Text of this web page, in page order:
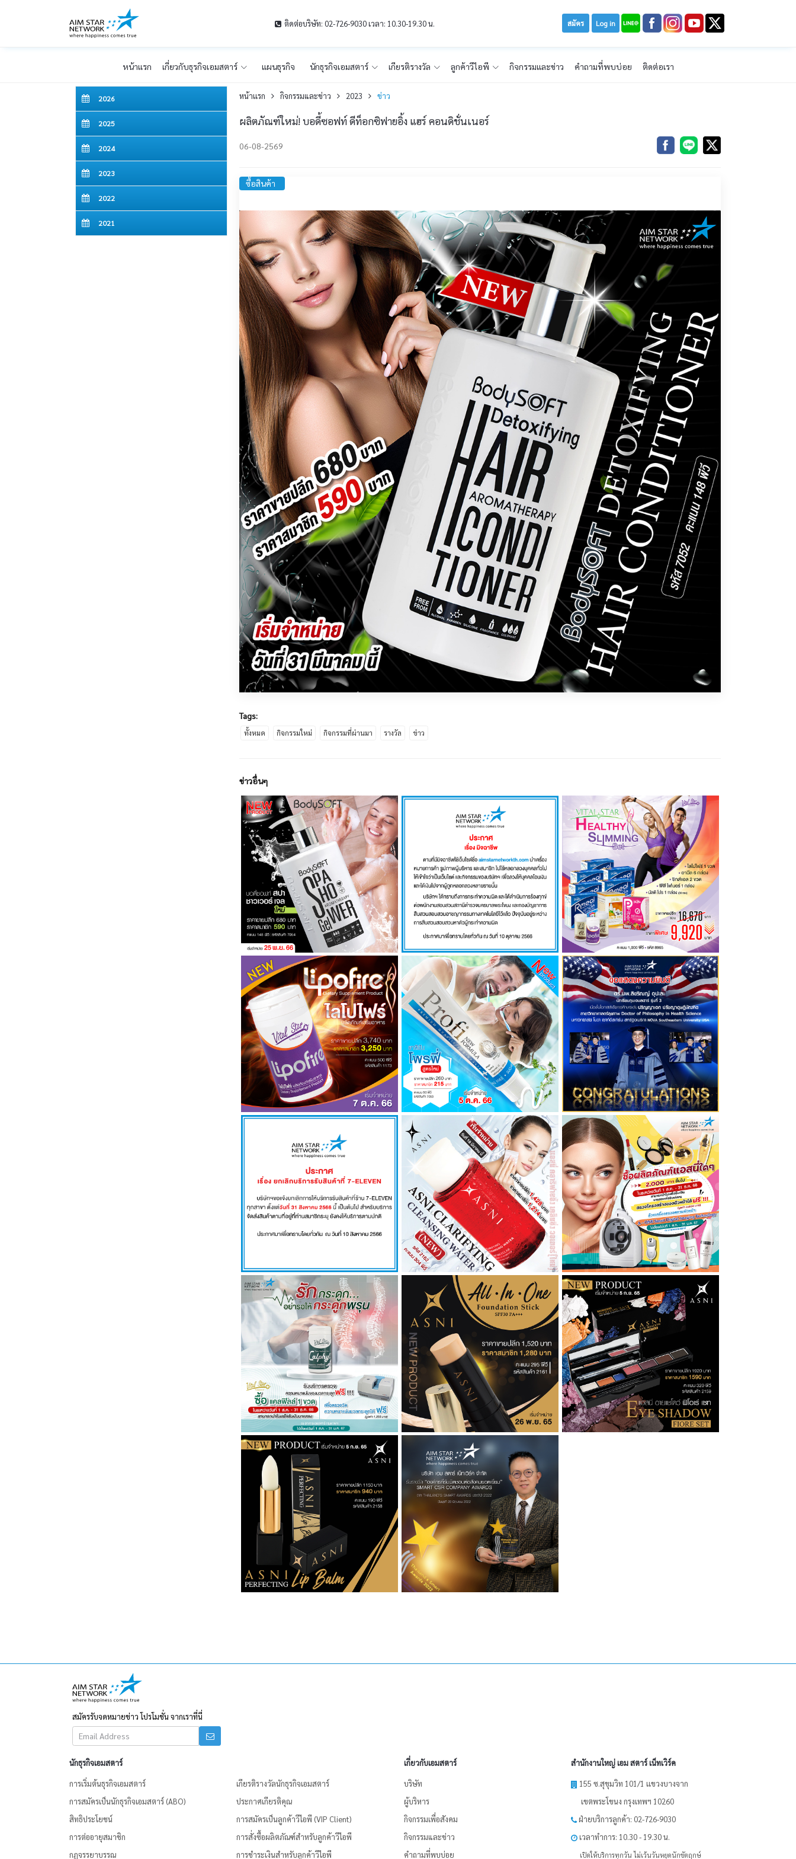
ติดต่อบริษัท: 02-726-9030 เวลา: 10.30-19.30 น. Log in
สมัคร
หน้าเเรก เกี่ยวกับธุรกิจเอมสตาร์ แผนธุรกิจ นักธุรกิจเอมสตาร์ เกียรติรางวัล ลูกค้าวีไอพี กิจกรรมและข่าว คำถามที่พบบ่อย ติดต่อเรา
2026
2025
2024
2023
2022
2021
หน้าเเรก กิจกรรมและข่าว 2023 ข่าว
ผลิตภัณฑ์ใหม่! บอดี้ซอฟท์ ดีท็อกซิฟายอิ้ง แฮร์ คอนดิชั่นเนอร์
06-08-2569
ซื้อสินค้า
Tags:
ทั้งหมด กิจกรรมใหม่ กิจกรรมที่ผ่านมา รางวัล ข่าว
ข่าวอื่นๆ
สมัครรับจดหมายข่าว โปรโมชั่น จากเราที่นี่
นักธุรกิจเอมสตาร์
การเริ่มต้นธุรกิจเอมสตาร์
การสมัครเป็นนักธุรกิจเอมสตาร์ (ABO)
สิทธิประโยชน์
การต่ออายุสมาชิก
กฏจรรยาบรรณ
เกียรติรางวัลนักธุรกิจเอมสตาร์
ประกาศเกียรติคุณ
การสมัครเป็นลูกค้าวีไอพี (VIP Client)
การสั่งซื้อผลิตภัณฑ์สำหรับลูกค้าวีไอพี
การชำระเงินสำหรับลูกค้าวีไอพี
เกี่ยวกับเอมสตาร์
บริษัท
ผู้บริหาร
กิจกรรมเพื่อสังคม
กิจกรรมและข่าว
คำถามที่พบบ่อย
สำนักงานใหญ่ เอม สตาร์ เน็ทเวิร์ค
155 ซ.สุขุมวิท 101/1 เเขวงบางจาก
เขตพระโขนง กรุงเทพฯ 10260
ฝ่ายบริการลูกค้า: 02-726-9030
เวลาทำการ: 10.30 - 19.30 น.
เปิดให้บริการทุกวัน ไม่เว้นวันหยุดนักขัตฤกษ์